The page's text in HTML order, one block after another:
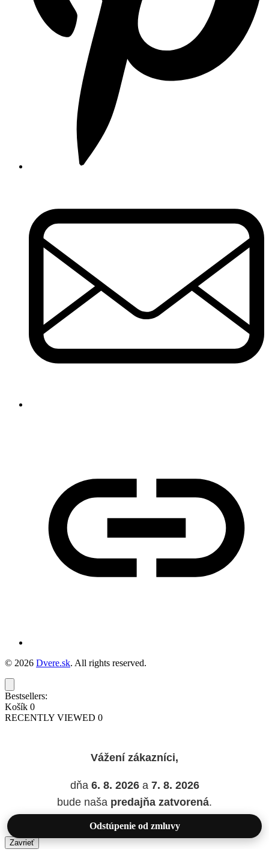
© 2026 Dvere.sk. All rights reserved.
Bestsellers:
Košík 0
RECENTLY VIEWED 0
Vážení zákazníci,
dňa 6. 8. 2026a 7. 8. 2026
bude naša predajňa zatvorená.
Zavrieť
Odstúpenie od zmluvy